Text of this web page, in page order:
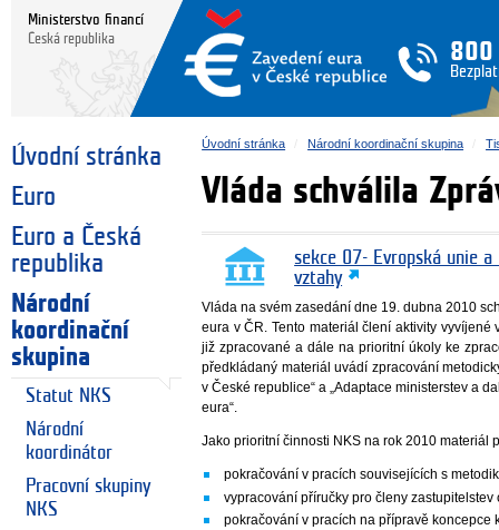
Ministerstvo financí
Česká republika
800
Úvodní stránka
Euro
Euro a Česká
republika
Národní
koordinační
skupina
Statut NKS
Národní
koordinátor
Pracovní skupiny
NKS
Úvodní stránka Národní koordinační skupina
Vláda schválila
sekce 07- Evropská unie a
vztahy
Vláda na svém zasedání dne 19. dubna 2010
eura v ČR. Tento materiál člení aktivity
již zpracované a dále na prioritní úkoly ke
předkládaný materiál uvádí zpracování
v České republice“ a „Adaptace ministerstev a
eura“.
Jako prioritní činnosti NKS na rok 2010 materiál
pokračování v pracích souvisejících s
vypracování příručky pro členy
pokračování v pracích na přípravě koncepce